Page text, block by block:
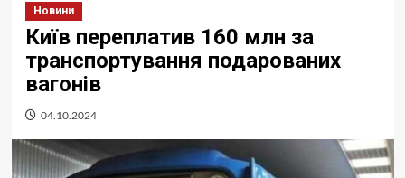
Новини
Київ переплатив 160 млн за
транспортування подарованих
вагонів
04.10.2024